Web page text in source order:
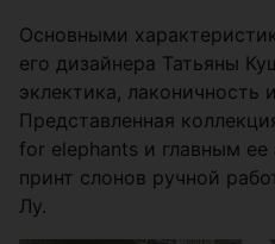
Основными
его дизайнера Татьяны
эклектика, лаконичность
Представленная
for elephants и главным ее
принт слонов ручной
Лу.